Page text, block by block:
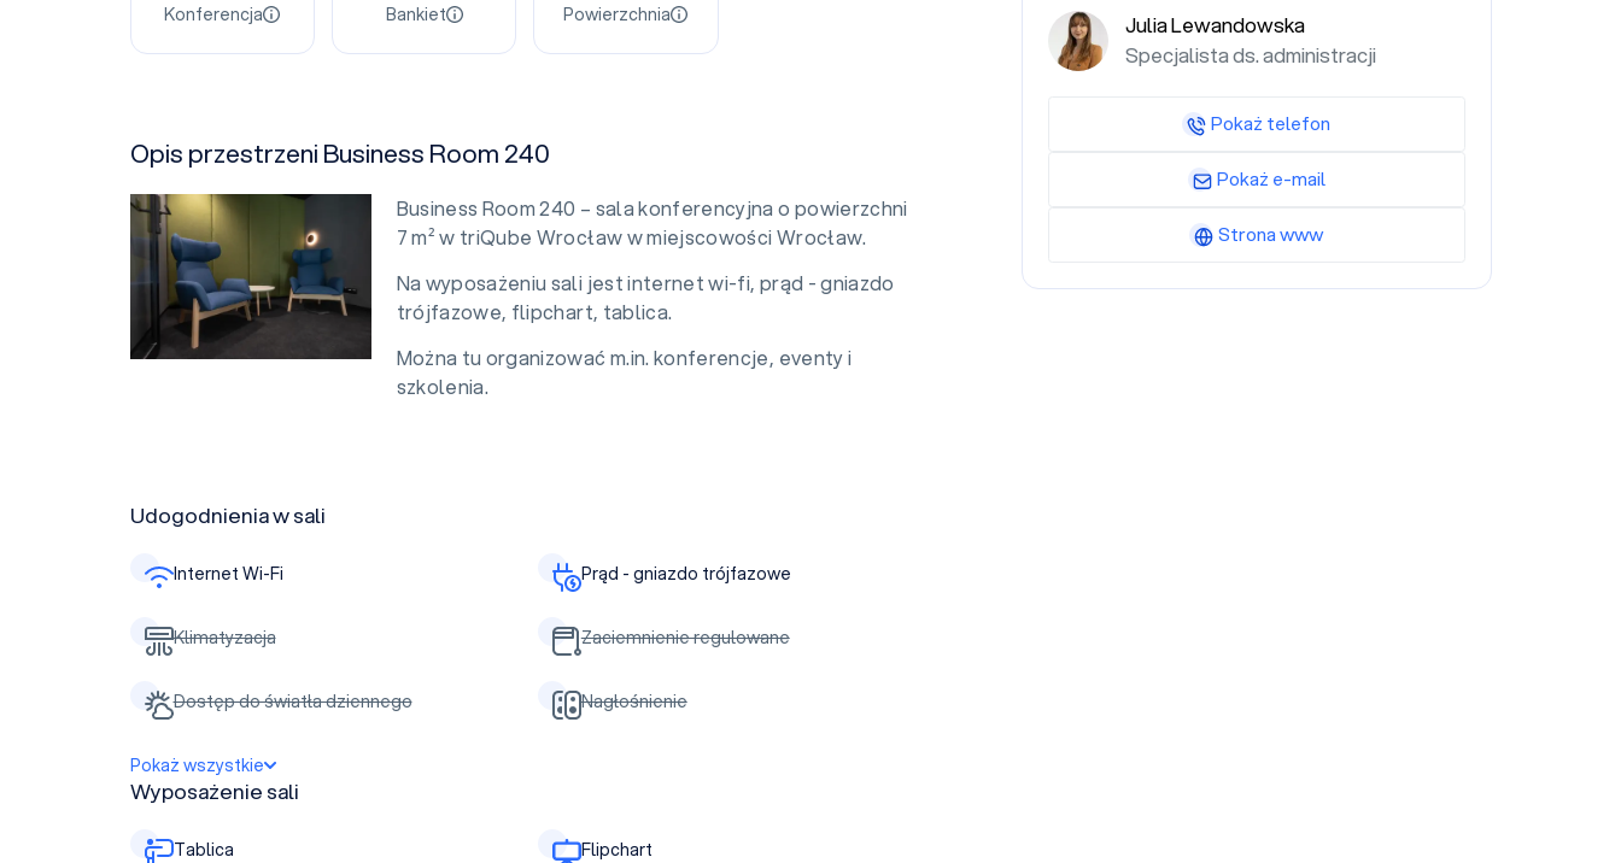
Konferencja Bankiet Powierzchnia
Opis przestrzeni Business Room 240
Business Room 240 – sala konferencyjna o powierzchni
7 m² w triQube Wrocław w miejscowości Wrocław.
Na wyposażeniu sali jest internet wi-fi, prąd - gniazdo
trójfazowe, flipchart, tablica.
Można tu organizować m.in. konferencje, eventy i
szkolenia.
Udogodnienia w sali
Internet Wi-Fi Prąd - gniazdo trójfazowe
Klimatyzacja Zaciemnienie regulowane
Dostęp do światła dziennego Nagłośnienie
Pokaż wszystkie
Wyposażenie sali
Tablica Flipchart
Julia Lewandowska
Specjalista ds. administracji
Pokaż telefon
Pokaż e-mail
Strona www